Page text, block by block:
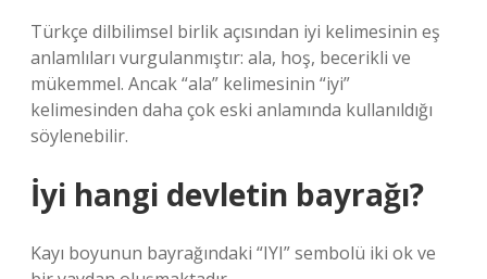
Türkçe dilbilimsel birlik açısından iyi kelimesinin eş
anlamlıları vurgulanmıştır: ala, hoş, becerikli ve
mükemmel. Ancak “ala” kelimesinin “iyi”
kelimesinden daha çok eski anlamında kullanıldığı
söylenebilir.
İyi hangi devletin bayrağı?
Kayı boyunun bayrağındaki “IYI” sembolü iki ok ve